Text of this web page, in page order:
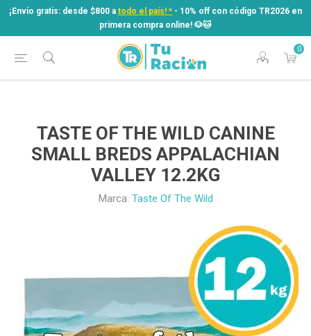
¡Envío gratis: desde $800 a todo el país! * - 10% off con código TR2026 en
primera compra online! ​🐶​🐱
0
¡Envío gratis: desde $800 atodo el país! *
- 10% off con código TR2026 en
primera compra online! ​🐶​🐱
TASTE OF THE WILD CANINE
SMALL BREDS APPALACHIAN
VALLEY 12.2KG
Marca: Taste Of The Wild